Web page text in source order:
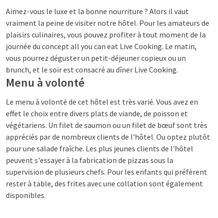
Aimez-vous le luxe et la bonne nourriture ? Alors il vaut
vraiment la peine de visiter notre hôtel. Pour les amateurs de
plaisirs culinaires, vous pouvez profiter à tout moment de la
journée du concept all you can eat Live Cooking. Le matin,
vous pourrez déguster un petit-déjeuner copieux ou un
brunch, et le soir est consacré au dîner Live Cooking.
Menu à volonté
Le menu à volonté de cet hôtel est très varié. Vous avez en
effet le choix entre divers plats de viande, de poisson et
végétariens. Un filet de saumon ou un filet de bœuf sont très
appréciés par de nombreux clients de l'hôtel. Ou optez plutôt
pour une salade fraîche. Les plus jeunes clients de l'hôtel
peuvent s'essayer à la fabrication de pizzas sous la
supervision de plusieurs chefs. Pour les enfants qui préfèrent
rester à table, des frites avec une collation sont également
disponibles.